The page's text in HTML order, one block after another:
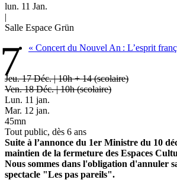
lun. 11 Jan.
|
Salle Espace Grün
« Concert du Nouvel An : L’esprit
7
Jeu. 17 Déc. | 10h + 14 (scolaire)
Ven. 18 Déc. | 10h (scolaire)
Lun. 11 jan.
Mar. 12 jan.
45mn
Tout public, dès 6 ans
Suite à l’annonce du 1er Ministre du 10
maintien de la fermeture des Espaces
Nous sommes dans l'obligation d'annuler
spectacle "Les pas pareils".